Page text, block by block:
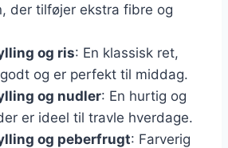
der tilføjer ekstra fibre og
og ris: En klassisk ret,
og er perfekt til middag.
og nudler: En hurtig og
er ideel til travle hverdage.
og peberfrugt: Farverig